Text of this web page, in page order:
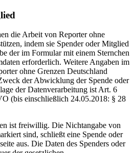
die Arbeit von Reporter ohne
indem sie Spender oder Mitglied
der im Formular mit einem Sternchen
erforderlich. Weitere Angaben im
ohne Grenzen Deutschland
der Abwicklung der Spende oder
der Datenverarbeitung ist Art. 6
(bis einschließlich 24.05.2018: § 28
ist freiwillig. Die Nichtangabe von
sind, schließt eine Spende oder
aus. Die Daten des Spenders oder